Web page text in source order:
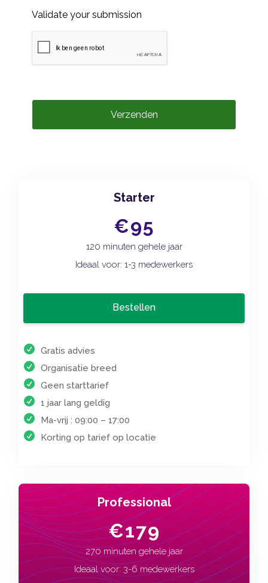
Validate your submission
Verzenden
Starter
€95
120 minuten gehele jaar
Ideaal voor: 1-3 medewerkers
Bestellen
Gratis advies
Organisatie breed
Geen starttarief
1 jaar lang geldig
Ma-vrij : 09:00 – 17:00
Korting op tarief op locatie
Professional
€179
270 minuten gehele jaar
Ideaal voor: 3-6 medewerkers